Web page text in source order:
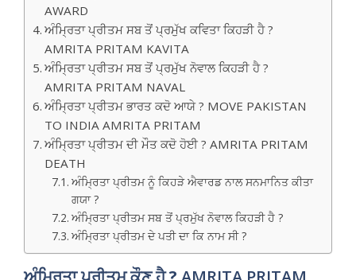
AWARD
ਅੰਮ੍ਰਿਤਾ ਪ੍ਰੀਤਮ ਸਬ ਤੋਂ ਪ੍ਰਮੁੱਖ ਕਵਿਤਾ ਕਿਹੜੀ ਹੈ ?
AMRITA PRITAM KAVITA
ਅੰਮ੍ਰਿਤਾ ਪ੍ਰੀਤਮ ਸਬ ਤੋਂ ਪ੍ਰਮੁੱਖ ਨੋਵਾਲ ਕਿਹੜੀ ਹੈ ?
AMRITA PRITAM NAVAL
ਅੰਮ੍ਰਿਤਾ ਪ੍ਰੀਤਮ ਭਾਰਤ ਕਦੋ ਆਯੇ ? MOVE PAKISTAN
TO INDIA AMRITA PRITAM
ਅੰਮ੍ਰਿਤਾ ਪ੍ਰੀਤਮ ਦੀ ਮੌਤ ਕਦੋ ਹੋਈ ? AMRITA PRITAM
DEATH
ਅੰਮ੍ਰਿਤਾ ਪ੍ਰੀਤਮ ਨੂੰ ਕਿਹੜੇ ਐਵਾਰਡ ਨਾਲ ਸਨਮਾਨਿਤ ਕੀਤਾ
ਗਯਾ ?
ਅੰਮ੍ਰਿਤਾ ਪ੍ਰੀਤਮ ਸਬ ਤੋਂ ਪ੍ਰਮੁੱਖ ਨੋਵਾਲ ਕਿਹੜੀ ਹੈ ?
ਅੰਮ੍ਰਿਤਾ ਪ੍ਰੀਤਮ ਦੇ ਪਤੀ ਦਾ ਕਿ ਨਾਮ ਸੀ ?